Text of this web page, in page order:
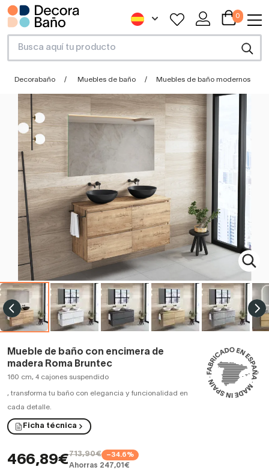
0
Decorabaño Muebles de baño Muebles de baño modernos
Mueble de baño con encimera de
madera Roma Bruntec
160 cm, 4 cajones suspendido
, transforma tu baño con elegancia y funcionalidad en
cada detalle.
Ficha técnica
466,89€713,90€ −34.6%
Ahorras 247,01€